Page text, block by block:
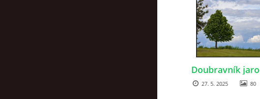
Doubravník
27. 5. 2025 80